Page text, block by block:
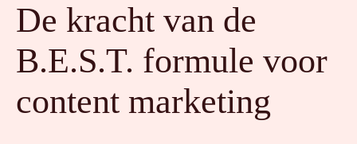
De kracht van de
B.E.S.T. formule voor
content marketing